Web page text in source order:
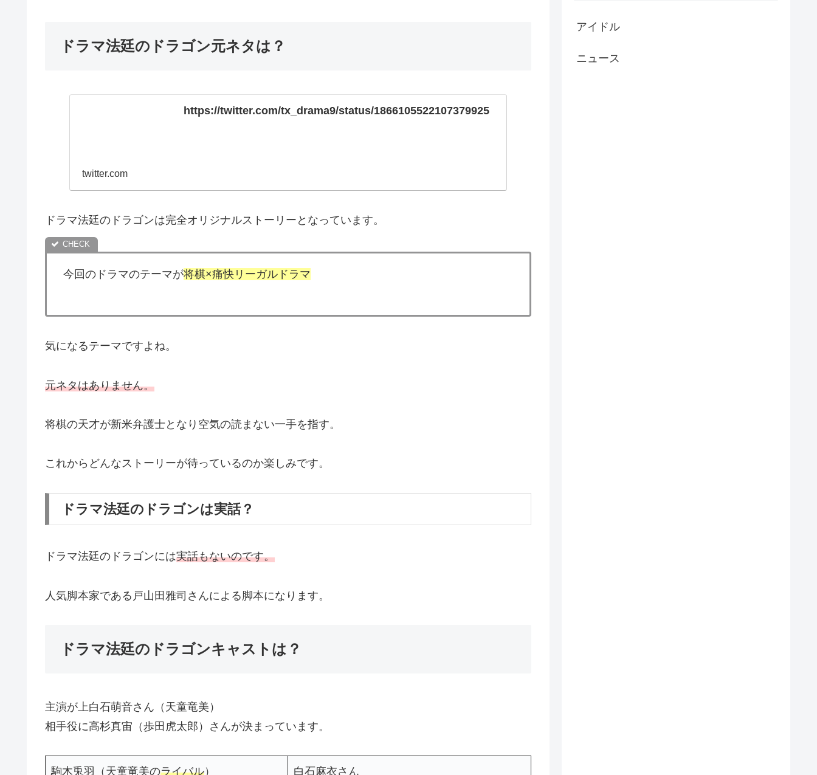
ドラマ法廷のドラゴン元ネタは？
https://twitter.com/tx_drama9/status/1866105522107379925
twitter.com
ドラマ法廷のドラゴンは完全オリジナルストーリーとなっています。
今回のドラマのテーマが将棋×痛快リーガルドラマ
気になるテーマですよね。
元ネタはありません。
将棋の天才が新米弁護士となり空気の読まない一手を指す。
これからどんなストーリーが待っているのか楽しみです。
ドラマ法廷のドラゴンは実話？
ドラマ法廷のドラゴンには実話もないのです。
人気脚本家である戸山田雅司さんによる脚本になります。
ドラマ法廷のドラゴンキャストは？
主演が上白石萌音さん（天童竜美）
相手役に高杉真宙（歩田虎太郎）さんが決まっています。
駒木兎羽（天童竜美のライバル） 白石麻衣さん
アイドル
ニュース